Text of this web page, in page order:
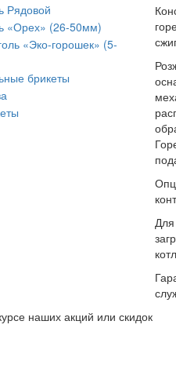
Рядовой
«Орех» (26-50мм)
«Эко-горошек» (5-
брикеты
наших акций или скидок